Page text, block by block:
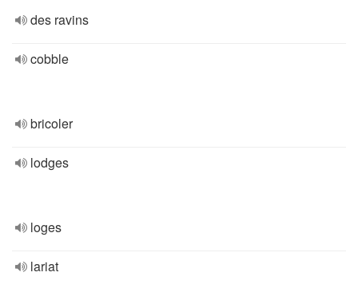
des ravins
cobble
bricoler
lodges
loges
lariat